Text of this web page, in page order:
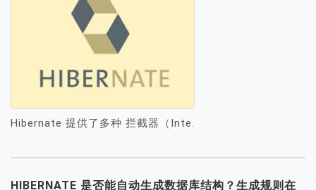
Hibernate 提供了多种 拦截器（Inte.
HIBERNATE 是否能自动生成数据库结构？生成规则在